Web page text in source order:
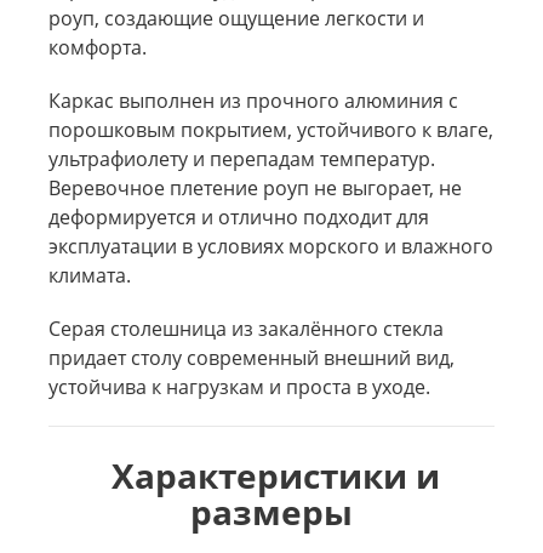
роуп, создающие ощущение легкости и
комфорта.
Каркас выполнен из прочного алюминия с
порошковым покрытием, устойчивого к влаге,
ультрафиолету и перепадам температур.
Веревочное плетение роуп не выгорает, не
деформируется и отлично подходит для
эксплуатации в условиях морского и влажного
климата.
Серая столешница из закалённого стекла
придает столу современный внешний вид,
устойчива к нагрузкам и проста в уходе.
Характеристики и
размеры